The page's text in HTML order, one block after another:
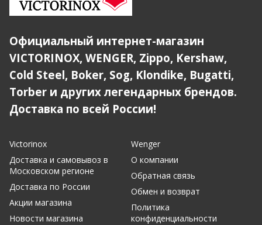
Официальный интернет-магазин
VICTORINOX, WENGER, Zippo, Kershaw,
Cold Steel, Boker, Sog, Klondike, Bugatti,
Torber и других легендарных брендов.
Доставка по всей России!
Victorinox
Доставка и самовывоз в
Московском регионе
Доставка по России
Акции магазина
Новости магазина
Wenger
О компании
Обратная связь
Обмен и возврат
Политика
конфиденциальности